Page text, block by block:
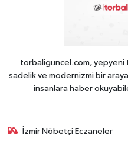
torbaliguncel.com, yepyeni
sadelik ve modernizmi bir
insanlara haber
İzmir Nöbetçi Eczaneler